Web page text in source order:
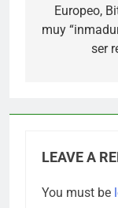
Europeo,
muy
ser
LEAVE A
You must be